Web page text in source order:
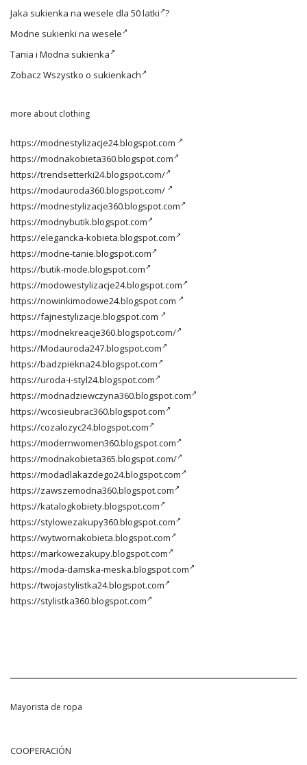
Jaka sukienka na wesele dla 50 latki ?
Modne sukienki na wesele
Tania i Modna sukienka
Zobacz Wszystko o sukienkach
more about clothing
https://modnestylizacje24.blogspot.com
https://modnakobieta360.blogspot.com
https://trendsetterki24.blogspot.com/
https://modauroda360.blogspot.com/
https://modnestylizacje360.blogspot.com
https://modnybutik.blogspot.com
https://elegancka-kobieta.blogspot.com
https://modne-tanie.blogspot.com
https://butik-mode.blogspot.com
https://modowestylizacje24.blogspot.com
https://nowinkimodowe24.blogspot.com
https://fajnestylizacje.blogspot.com
https://modnekreacje360.blogspot.com/
https://Modauroda247.blogspot.com
https://badzpiekna24.blogspot.com
https://uroda-i-styl24.blogspot.com
https://modnadziewczyna360.blogspot.com
https://wcosieubrac360.blogspot.com
https://cozalozyc24.blogspot.com
https://modernwomen360.blogspot.com
https://modnakobieta365.blogspot.com/
https://modadlakazdego24.blogspot.com
https://zawszemodna360.blogspot.com
https://katalogkobiety.blogspot.com
https://stylowezakupy360.blogspot.com
https://wytwornakobieta.blogspot.com
https://markowezakupy.blogspot.com
https://moda-damska-meska.blogspot.com
https://twojastylistka24.blogspot.com
https://stylistka360.blogspot.com
Mayorista de ropa
COOPERACIÓN